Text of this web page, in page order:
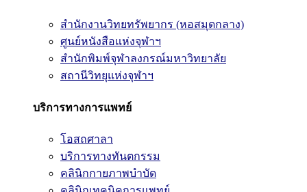
สำนักงานวิทยทรัพยากร (หอสมุดกลาง)
ศูนย์หนังสือแห่งจุฬาฯ
สำนักพิมพ์จุฬาลงกรณ์มหาวิทยาลัย
สถานีวิทยุแห่งจุฬาฯ
บริการทางการแพทย์
โอสถศาลา
บริการทางทันตกรรม
คลินิกกายภาพบำบัด